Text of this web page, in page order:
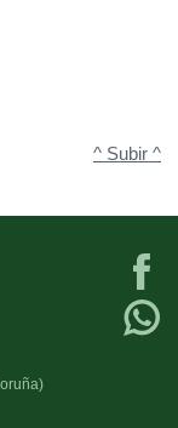
^ Subir ^